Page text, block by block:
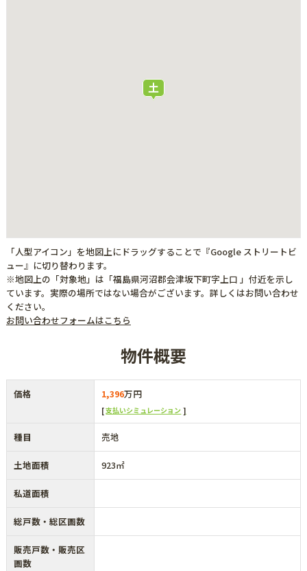
「人型アイコン」を地図上にドラッグすることで『Google ストリートビ
ュー』に切り替わります。
※地図上の「対象地」は「福島県河沼郡会津坂下町字上口 」付近を示し
ています。実際の場所ではない場合がございます。詳しくはお問い合わせ
ください。
お問い合わせフォームはこちら
物件概要
価格 1,396万円
支払いシミュレーション
種目 売地
土地面積 923㎡
私道面積
総戸数・総区画数
販売戸数・販売区
画数